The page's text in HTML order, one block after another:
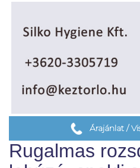
Árajánlat /
Rugalmas